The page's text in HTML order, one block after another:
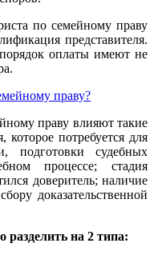
по семейному праву
представителя.
оплаты имеют не
праву?
праву влияют такие
потребуется для
подготовки судебных
процессе; стадия
доверитель; наличие
доказательственной
на 2 типа: